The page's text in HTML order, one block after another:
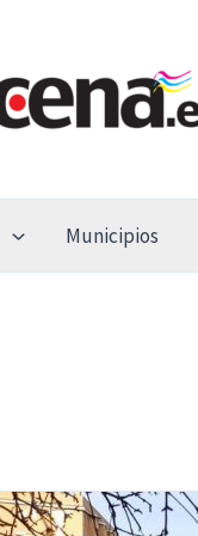
Municipios